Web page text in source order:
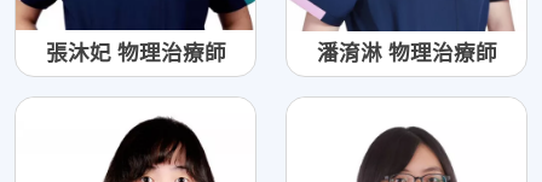
張沐妃 物理治療師 潘淯淋 物理治療師